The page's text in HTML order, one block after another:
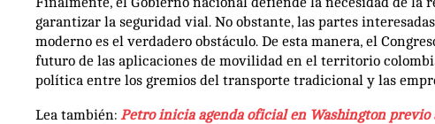
garantizar la seguridad vial. No obstante, las partes
moderno es el verdadero obstáculo. De esta manera, el
futuro de las aplicaciones de movilidad en el territorio
política entre los gremios del transporte tradicional y las
Lea también: Petro inicia agenda oficial en Washington